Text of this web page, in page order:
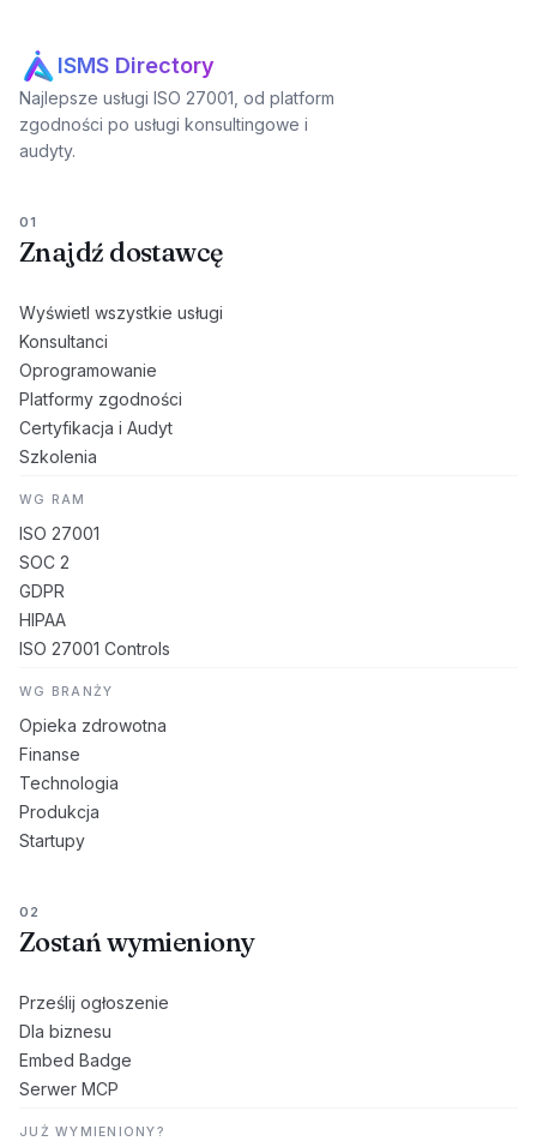
ISMS Directory
Najlepsze usługi ISO 27001, od platform
zgodności po usługi konsultingowe i
audyty.
01
Znajdź dostawcę
Wyświetl wszystkie usługi
Konsultanci
Oprogramowanie
Platformy zgodności
Certyfikacja i Audyt
Szkolenia
WG RAM
ISO 27001
SOC 2
GDPR
HIPAA
ISO 27001 Controls
WG BRANŻY
Opieka zdrowotna
Finanse
Technologia
Produkcja
Startupy
02
Zostań wymieniony
Prześlij ogłoszenie
Dla biznesu
Embed Badge
Serwer MCP
JUŻ WYMIENIONY?